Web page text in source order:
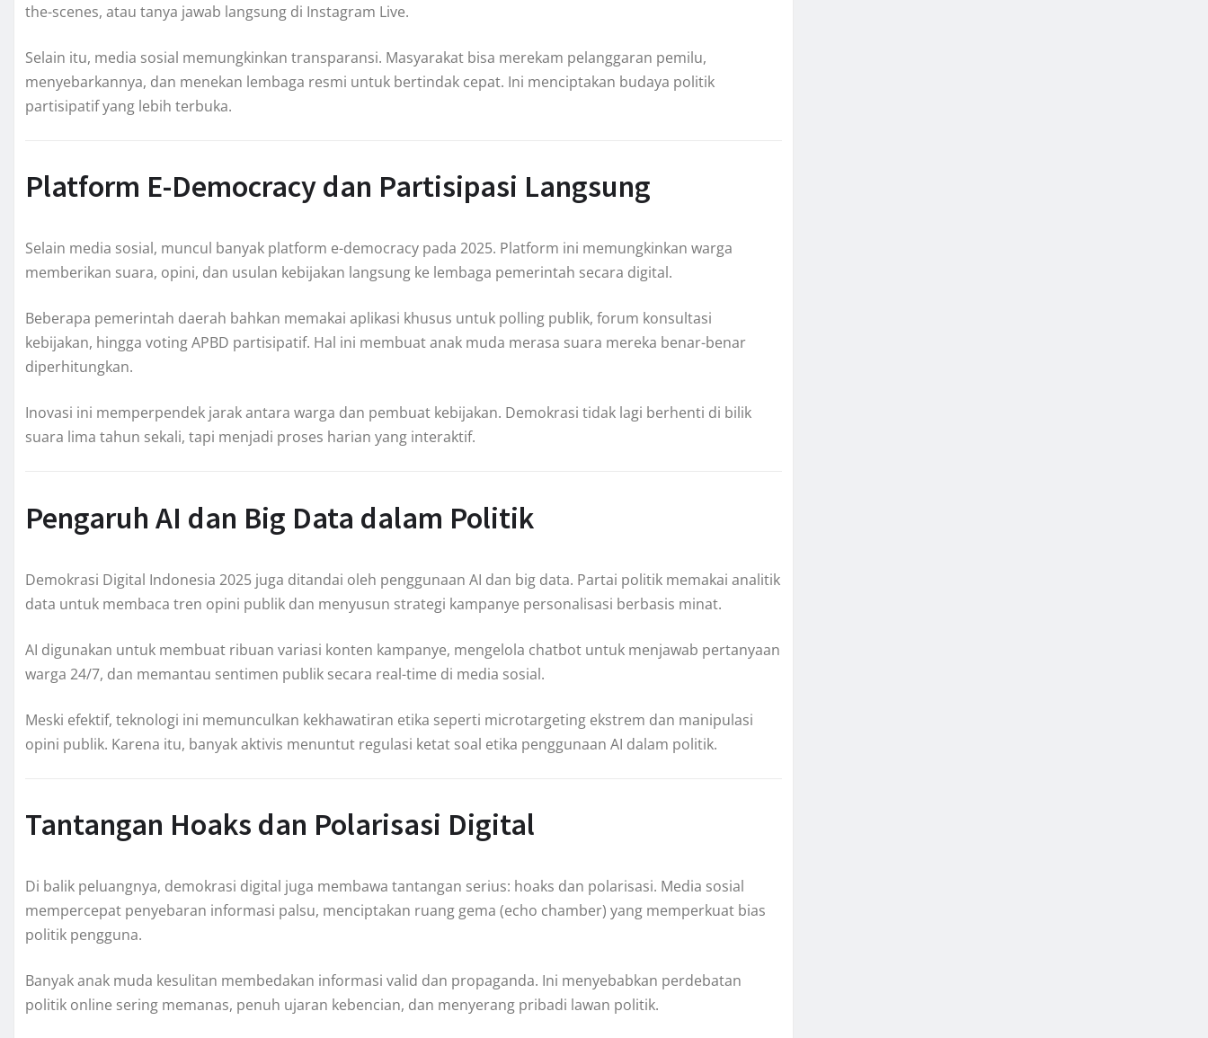
the-scenes, atau tanya jawab langsung di Instagram Live.
Selain itu, media sosial memungkinkan transparansi. Masyarakat bisa merekam pelanggaran pemilu,
menyebarkannya, dan menekan lembaga resmi untuk bertindak cepat. Ini menciptakan budaya politik
partisipatif yang lebih terbuka.
Platform E-Democracy dan Partisipasi Langsung
Selain media sosial, muncul banyak platform e-democracy pada 2025. Platform ini memungkinkan warga
memberikan suara, opini, dan usulan kebijakan langsung ke lembaga pemerintah secara digital.
Beberapa pemerintah daerah bahkan memakai aplikasi khusus untuk polling publik, forum konsultasi
kebijakan, hingga voting APBD partisipatif. Hal ini membuat anak muda merasa suara mereka benar-benar
diperhitungkan.
Inovasi ini memperpendek jarak antara warga dan pembuat kebijakan. Demokrasi tidak lagi berhenti di bilik
suara lima tahun sekali, tapi menjadi proses harian yang interaktif.
Pengaruh AI dan Big Data dalam Politik
Demokrasi Digital Indonesia 2025 juga ditandai oleh penggunaan AI dan big data. Partai politik memakai analitik
data untuk membaca tren opini publik dan menyusun strategi kampanye personalisasi berbasis minat.
AI digunakan untuk membuat ribuan variasi konten kampanye, mengelola chatbot untuk menjawab pertanyaan
warga 24/7, dan memantau sentimen publik secara real-time di media sosial.
Meski efektif, teknologi ini memunculkan kekhawatiran etika seperti microtargeting ekstrem dan manipulasi
opini publik. Karena itu, banyak aktivis menuntut regulasi ketat soal etika penggunaan AI dalam politik.
Tantangan Hoaks dan Polarisasi Digital
Di balik peluangnya, demokrasi digital juga membawa tantangan serius: hoaks dan polarisasi. Media sosial
mempercepat penyebaran informasi palsu, menciptakan ruang gema (echo chamber) yang memperkuat bias
politik pengguna.
Banyak anak muda kesulitan membedakan informasi valid dan propaganda. Ini menyebabkan perdebatan
politik online sering memanas, penuh ujaran kebencian, dan menyerang pribadi lawan politik.